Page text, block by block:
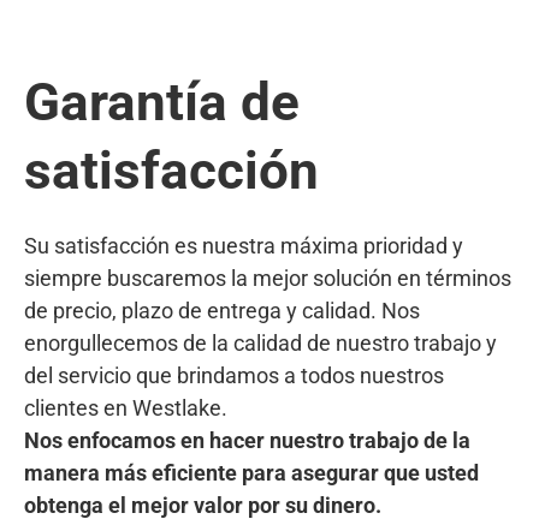
Garantía de
satisfacción
Su satisfacción es nuestra máxima prioridad y
siempre buscaremos la mejor solución en términos
de precio, plazo de entrega y calidad. Nos
enorgullecemos de la calidad de nuestro trabajo y
del servicio que brindamos a todos nuestros
clientes en Westlake.
Nos enfocamos en hacer nuestro trabajo de la
manera más eficiente para asegurar que usted
obtenga el mejor valor por su dinero.